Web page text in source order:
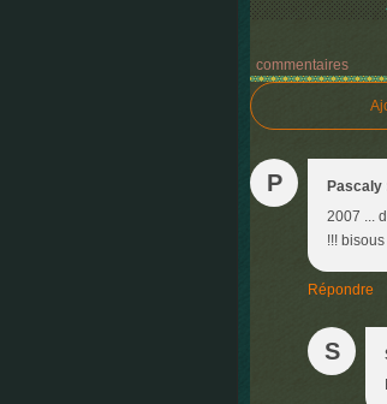
commentaires
P Pascaly
2007 ...
!!!
Répondre
S